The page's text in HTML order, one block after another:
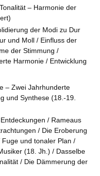
– Harmonie der
der Modi zu Dur
und Moll / Einfluss der
der Stimmung /
Harmonie / Entwicklung
– Zwei Jahrhunderte
und Synthese (18.-19.
/ Rameaus
/ Die Eroberung
und tonaler Plan /
(18. Jh.) / Dasselbe
/ Die Dämmerung der